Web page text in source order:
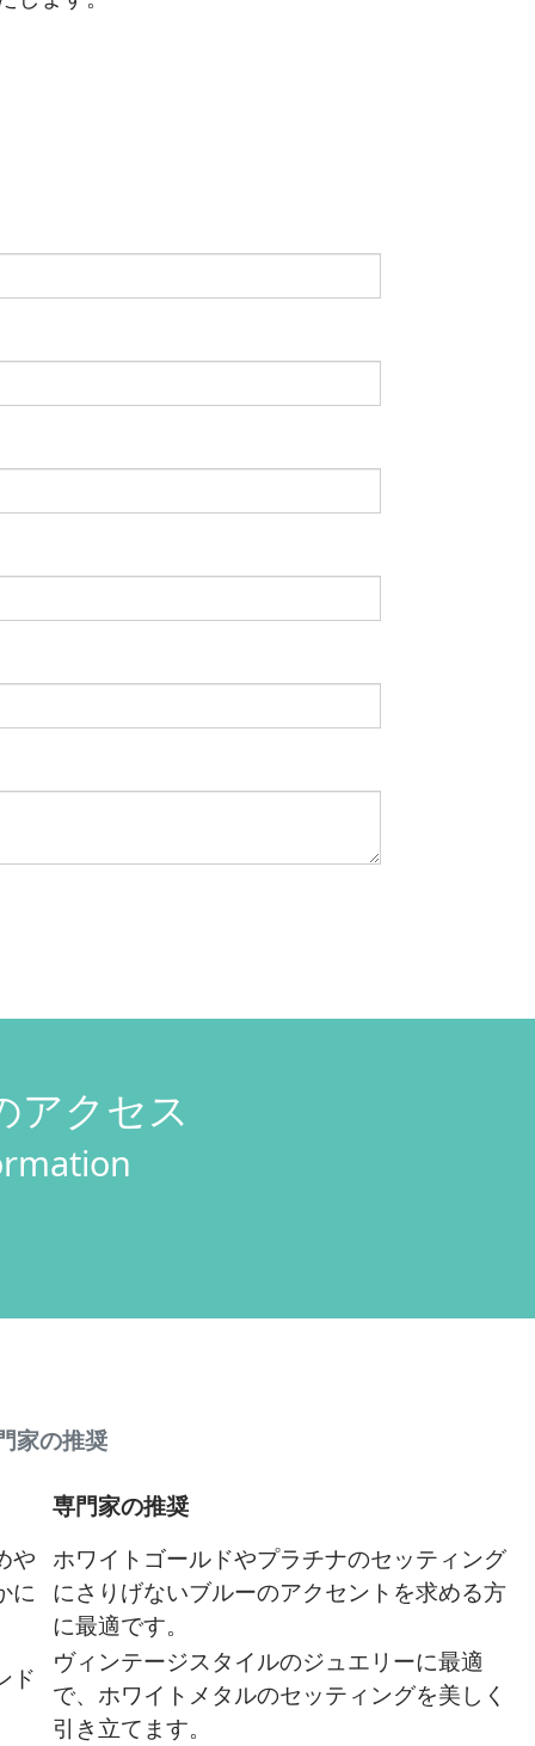
アクセス
家の推奨
専門家の推奨
や
に
ホワイトゴールドやプラチナのセッティング
にさりげないブルーのアクセントを求める方
に最適です。
ド
ヴィンテージスタイルのジュエリーに最適
で、ホワイトメタルのセッティングを美しく
引き立てます。